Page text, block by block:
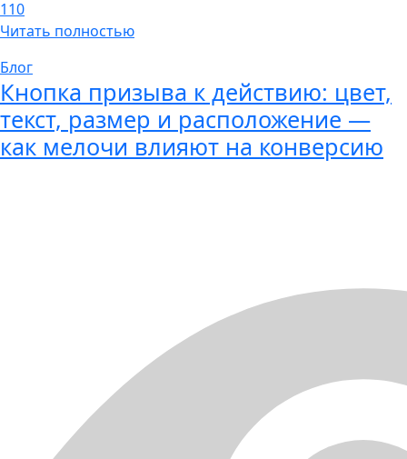
110
Читать полностью
Блог
Кнопка призыва к действию: цвет,
текст, размер и расположение —
как мелочи влияют на конверсию